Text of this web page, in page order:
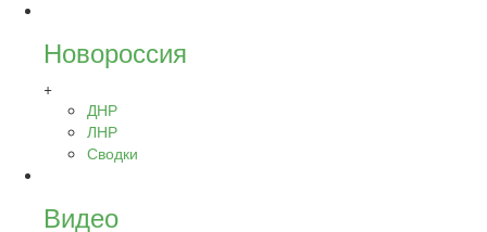
Новороссия
+
ДНР
ЛНР
Сводки
Видео